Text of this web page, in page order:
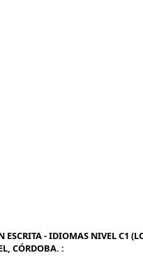
- IDIOMAS NIVEL C1
CÓRDOBA. :